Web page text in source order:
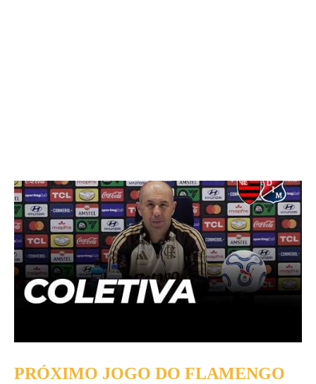
PRÓXIMO JOGO DO FLAMENGO